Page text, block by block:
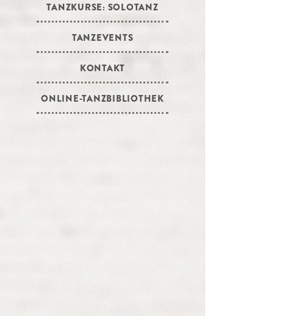
TANZKURSE: SOLOTANZ
TANZEVENTS
KONTAKT
ONLINE-TANZBIBLIOTHEK